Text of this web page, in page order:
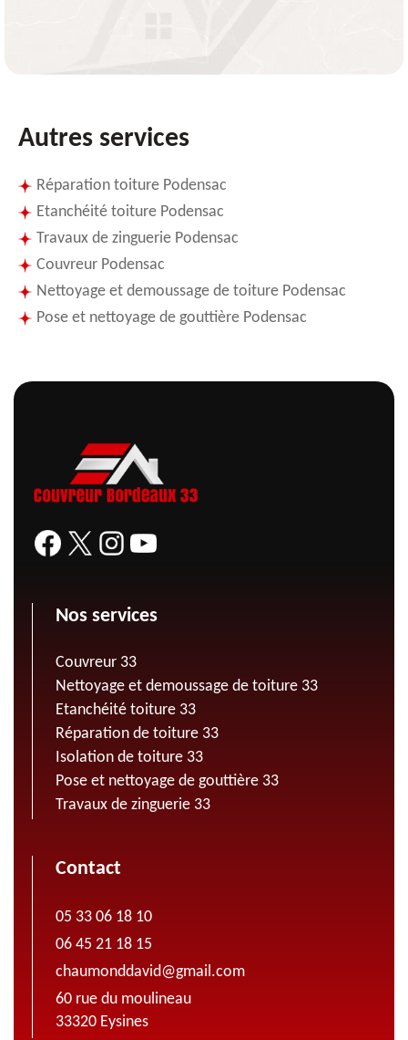
Autres services
Réparation toiture Podensac
Etanchéité toiture Podensac
Travaux de zinguerie Podensac
Couvreur Podensac
Nettoyage et demoussage de toiture Podensac
Pose et nettoyage de gouttière Podensac
Nos services
Couvreur 33
Nettoyage et demoussage de toiture 33
Etanchéité toiture 33
Réparation de toiture 33
Isolation de toiture 33
Pose et nettoyage de gouttière 33
Travaux de zinguerie 33
Contact
05 33 06 18 10
06 45 21 18 15
chaumonddavid@gmail.com
60 rue du moulineau
33320 Eysines